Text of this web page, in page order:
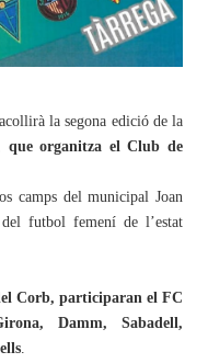
la segona edició de la
que organitza el Club de
camps del municipal Joan
del futbol femení de l’estat
Corb, participaran el FC
Damm, Sabadell,
.